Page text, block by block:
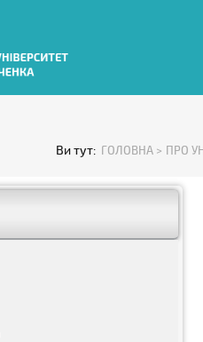
Ви тут: ГОЛОВНА > ПРО